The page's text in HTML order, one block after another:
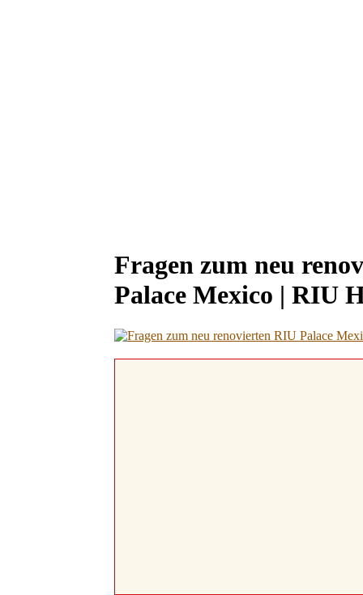
Fragen zum neu
Palace Mexico | RIU